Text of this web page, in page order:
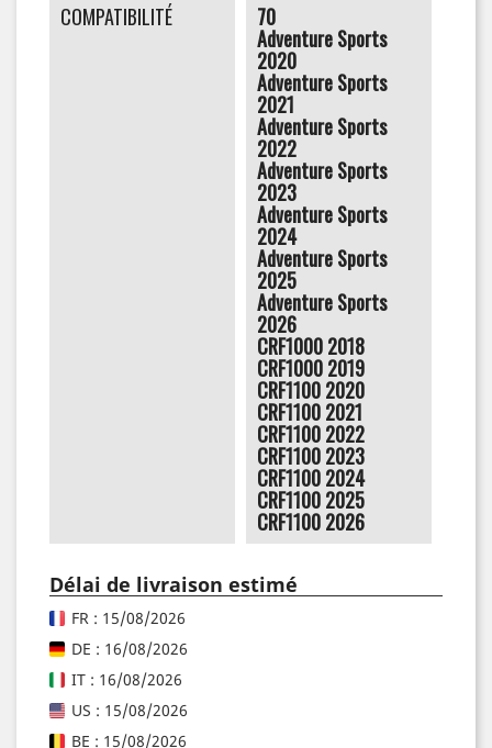
COMPATIBILITÉ 70
Adventure Sports
2020
Adventure Sports
2021
Adventure Sports
2022
Adventure Sports
2023
Adventure Sports
2024
Adventure Sports
2025
Adventure Sports
2026
CRF1000 2018
CRF1000 2019
CRF1100 2020
CRF1100 2021
CRF1100 2022
CRF1100 2023
CRF1100 2024
CRF1100 2025
CRF1100 2026
Délai de livraison estimé
FR : 15/08/2026
DE : 16/08/2026
IT : 16/08/2026
US : 15/08/2026
BE : 15/08/2026